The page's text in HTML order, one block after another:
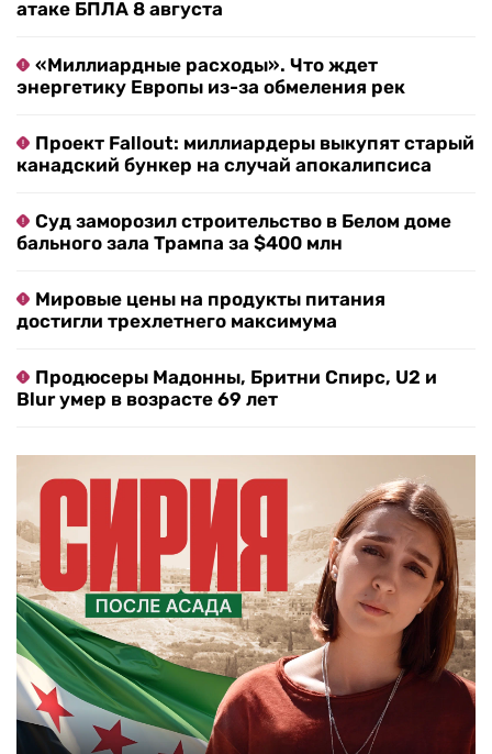
атаке БПЛА 8 августа
«Миллиардные расходы». Что ждет
энергетику Европы из-за обмеления рек
Проект Fallout: миллиардеры выкупят старый
канадский бункер на случай апокалипсиса
Суд заморозил строительство в Белом доме
бального зала Трампа за $400 млн
Мировые цены на продукты питания
достигли трехлетнего максимума
Продюсеры Мадонны, Бритни Спирс, U2 и
Blur умер в возрасте 69 лет